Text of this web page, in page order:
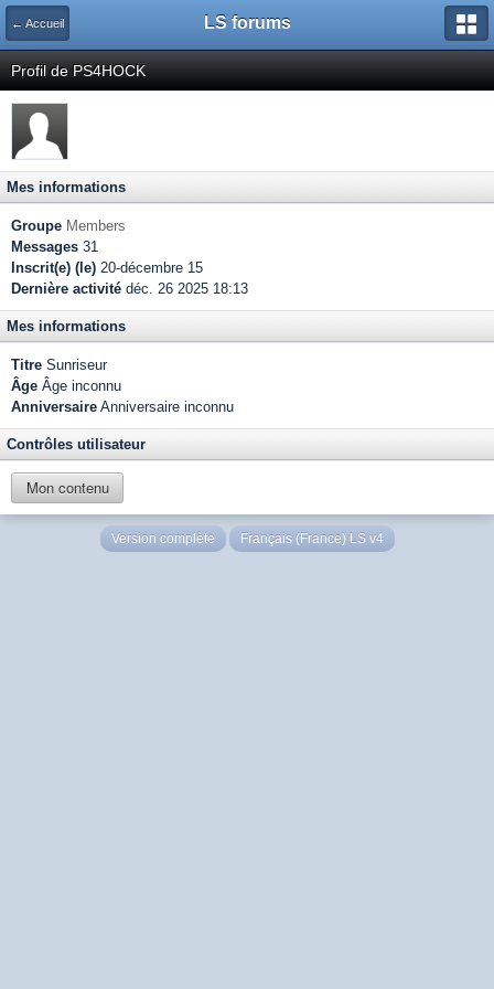
← Accueil LS forums
Profil de PS4HOCK
Mes informations
Groupe Members
Messages 31
Inscrit(e) (le) 20-décembre 15
Dernière activité déc. 26 2025 18:13
Mes informations
Titre Sunriseur
Âge Âge inconnu
Anniversaire Anniversaire inconnu
Contrôles utilisateur
Mon contenu
Version complète Français (France) LS v4